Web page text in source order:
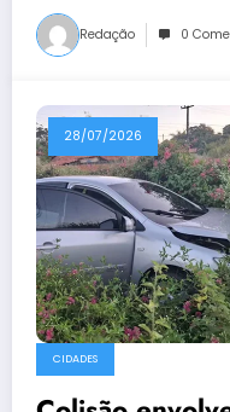
Redação 0
28/07/2026
CIDADES